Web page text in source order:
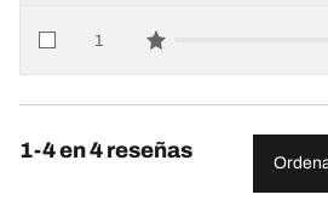
1
star reviews
1-4 en 4 reseñas